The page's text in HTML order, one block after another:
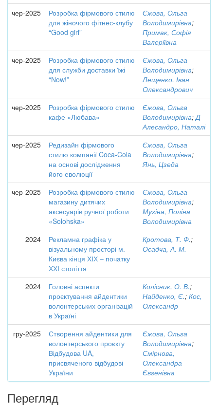
чер-2025
Розробка фірмового стилю
для жіночого фітнес-клубу
“Good girl”
Єжова, Ольга
Володимирівна;
Примак, Софія
Валеріївна
чер-2025
Розробка фірмового стилю
для служби доставки їжі
“Now!”
Єжова, Ольга
Володимирівна;
Лещенко, Іван
Олександрович
чер-2025
Розробка фірмового стилю
кафе «Любава»
Єжова, Ольга
Володимирівна;Д
Алесандро, Наталі
чер-2025
Редизайн фірмового
стилю компанії Coca-Cola
на основі дослідження
його еволюції
Єжова, Ольга
Володимирівна;
Янь, Цзеда
чер-2025
Розробка фірмового стилю
магазину дитячих
аксесуарів ручної роботи
«Solohska»
Єжова, Ольга
Володимирівна;
Мухіна, Поліна
Володимирівна
2024
Рекламна графіка у
візуальному просторі м.
Києва кінця ХІХ – початку
ХХІ століття
Кротова, Т. Ф.;
Осадча, А. М.
2024
Головні аспекти
проєктування айдентики
волонтерських організацій
в Україні
Колісник, О. В.;
Найденко, Є.; Кос,
Олександр
гру-2025
Створення айдентики для
волонтерського проєкту
Відбудова UA,
присвяченого відбудові
України
Єжова, Ольга
Володимирівна;
Смірнова,
Олександра
Євгенівна
Перегляд